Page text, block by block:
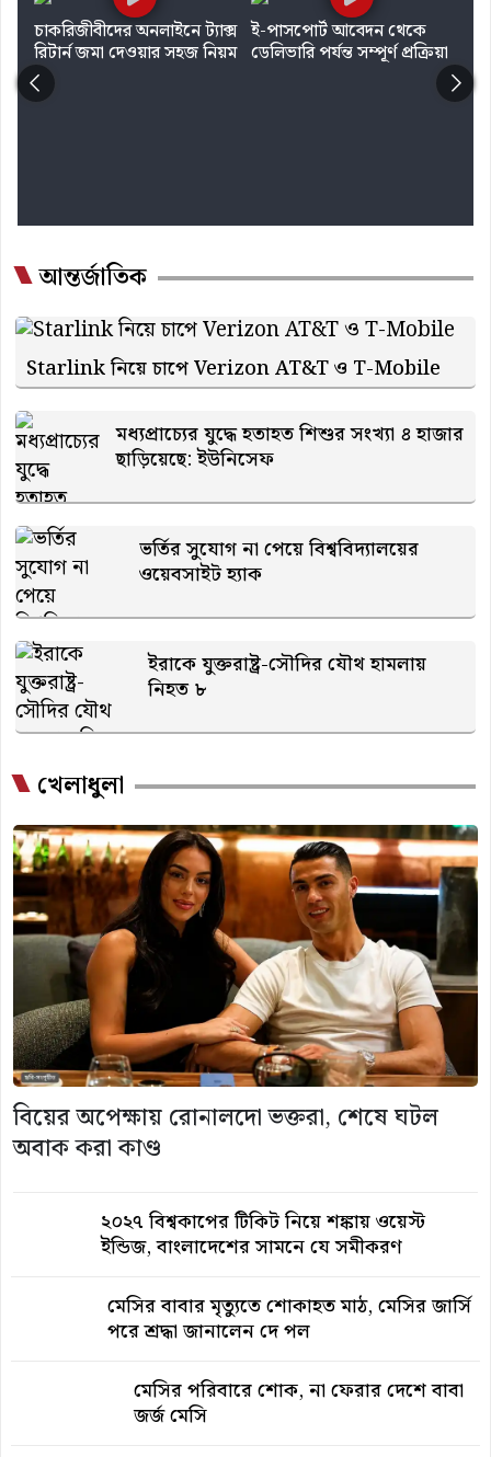
চাকরিজীবীদের অনলাইনে ট্যাক্স
রিটার্ন জমা দেওয়ার সহজ নিয়ম
ই-পাসপোর্ট আবেদন থেকে
ডেলিভারি পর্যন্ত সম্পূর্ণ প্রক্রিয়া
আন্তর্জাতিক
Starlink নিয়ে চাপে Verizon AT&T ও T-Mobile
মধ্যপ্রাচ্যের যুদ্ধে হতাহত শিশুর সংখ্যা ৪ হাজার
ছাড়িয়েছে: ইউনিসেফ
ভর্তির সুযোগ না পেয়ে বিশ্ববিদ্যালয়ের
ওয়েবসাইট হ্যাক
ইরাকে যুক্তরাষ্ট্র-সৌদির যৌথ হামলায়
নিহত ৮
খেলাধুলা
বিয়ের অপেক্ষায় রোনালদো ভক্তরা, শেষে ঘটল
অবাক করা কাণ্ড
২০২৭ বিশ্বকাপের টিকিট নিয়ে শঙ্কায় ওয়েস্ট
ইন্ডিজ, বাংলাদেশের সামনে যে সমীকরণ
মেসির বাবার মৃত্যুতে শোকাহত মাঠ, মেসির জার্সি
পরে শ্রদ্ধা জানালেন দে পল
মেসির পরিবারে শোক, না ফেরার দেশে বাবা
জর্জ মেসি